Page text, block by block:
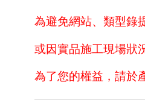
為避免網站、類型錄
或因實品施工現場狀
為了您的權益，請於